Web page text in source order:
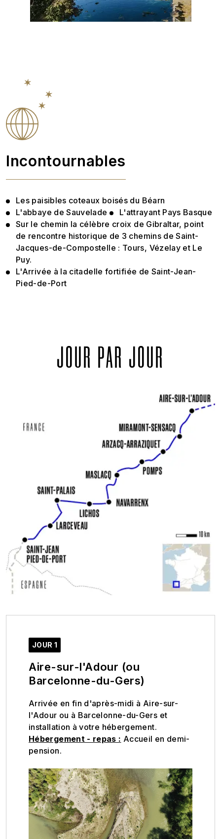
Incontournables
Les paisibles coteaux boisés du Béarn
L'abbaye de Sauvelade
L'attrayant Pays Basque
Sur le chemin la célèbre croix de Gibraltar, point
de rencontre historique de 3 chemins de Saint-
Jacques-de-Compostelle : Tours, Vézelay et Le
Puy.
L'Arrivée à la citadelle fortifiée de Saint-Jean-
Pied-de-Port
JOUR PAR JOUR
JOUR 1
Aire-sur-l'Adour (ou
Barcelonne-du-Gers)
Arrivée en fin d'après-midi à Aire-sur-
l'Adour ou à Barcelonne-du-Gers et
installation à votre hébergement.
Hébergement - repas : Accueil en demi-
pension.